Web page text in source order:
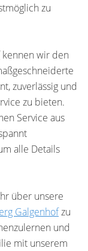
zu
kennen wir den
zuverlässig und
zu bieten.
Service aus
alle Details
über unsere
Galgenhofzu
und
mit unserem